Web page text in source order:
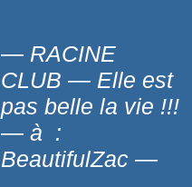
— RACINE
CLUB — Elle est
pas belle la vie !!!
— à :
BeautifulZac —